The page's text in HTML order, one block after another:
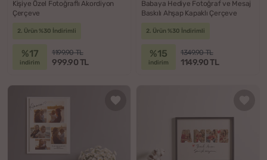
Kişiye Özel Fotoğraflı Akordiyon
Çerçeve
2. Ürün %30 İndirimli
%17
indirim
1199.90 TL
999.90 TL
Babaya Hediye Fotoğraf ve Mesaj
Baskılı Ahşap Kapaklı Çerçeve
2. Ürün %30 İndirimli
%15
indirim
1349.90 TL
1149.90 TL